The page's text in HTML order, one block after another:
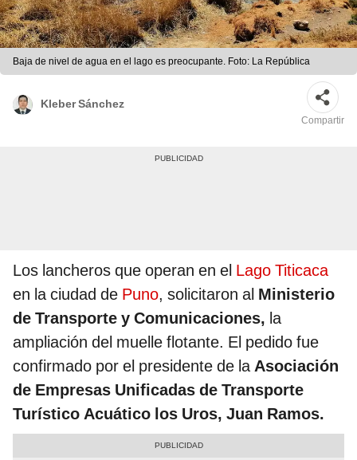
Baja de nivel de agua en el lago es preocupante. Foto: La República
Kleber Sánchez
Compartir
Los lancheros que operan en el Lago Titicaca
en la ciudad de Puno, solicitaron al Ministerio
de Transporte y Comunicaciones, la
ampliación del muelle flotante. El pedido fue
confirmado por el presidente de laAsociación
de Empresas Unificadas de Transporte
Turístico Acuático los Uros, Juan Ramos.